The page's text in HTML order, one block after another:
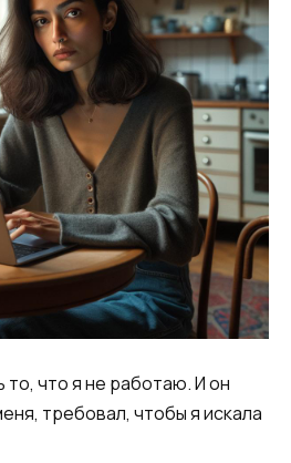
что я не работаю. И он
требовал, чтобы я искала